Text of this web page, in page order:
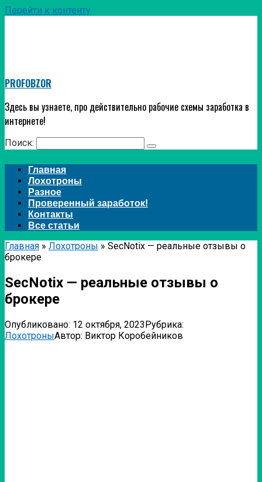
Перейти к контенту
PROFOBZOR
Здесь вы узнаете, про действительно рабочие схемы заработка в
интернете!
Поиск:
Главная
Лохотроны
Разное
Проверенный заработок!
Контакты
Все статьи
Главная » Лохотроны » SecNotix — реальные отзывы о
брокере
SecNotix — реальные отзывы о
брокере
Опубликовано: 12 октября, 2023Рубрика:
ЛохотроныАвтор: Виктор Коробейников